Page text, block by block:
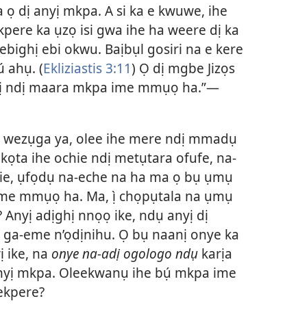
dị anyị mkpa. A si ka e kwuwe, ihe
ka ụzọ isi gwa ihe ha weere dị ka
ebi okwu. Baịbụl gosiri na e kere
ahụ. (Ekliziastis 3:11) Ọ dị mgbe Jizọs
ndị maara mkpa ime mmụọ ha.”—
ya, olee ihe mere ndị mmadụ
ihe ochie ndị metụtara ofufe, na-
ụfọdụ na-eche na ha ma ọ bụ ụmụ
mmụọ ha. Ma, ị̀ chọpụtala na ụmụ
adịghị nnọọ ike, ndụ anyị dị
eme n’ọdịnihu. Ọ bụ naanị onye ka
ike, na onye na-adị ogologo ndụ karịa
mkpa. Oleekwanụ ihe bụ́ mkpa ime